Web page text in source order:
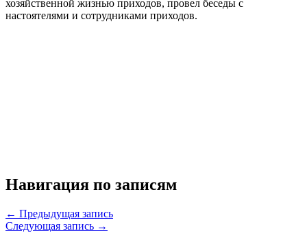
хозяйственной жизнью приходов, провел беседы с
настоятелями и сотрудниками приходов.
Навигация по записям
← Предыдущая запись
Следующая запись →